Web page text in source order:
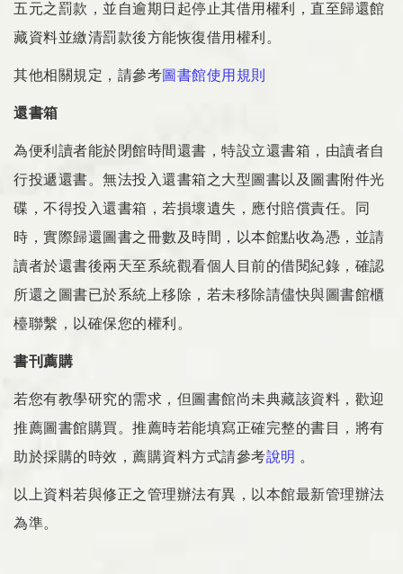
五元之罰款，並自逾期日起停止其借用權利，直至歸還館
藏資料並繳清罰款後方能恢復借用權利。
其他相關規定，請參考圖書館使用規則
還書箱
為便利讀者能於閉館時間還書，特設立還書箱，由讀者自
行投遞還書。無法投入還書箱之大型圖書以及圖書附件光
碟，不得投入還書箱，若損壞遺失，應付賠償責任。同
時，實際歸還圖書之冊數及時間，以本館點收為憑，並請
讀者於還書後兩天至系統觀看個人目前的借閱紀錄，確認
所還之圖書已於系統上移除，若未移除請儘快與圖書館櫃
檯聯繫，以確保您的權利。
書刊薦購
若您有教學研究的需求，但圖書館尚未典藏該資料，歡迎
推薦圖書館購買。推薦時若能填寫正確完整的書目，將有
助於採購的時效，薦購資料方式請參考說明 。
以上資料若與修正之管理辦法有異，以本館最新管理辦法
為準。